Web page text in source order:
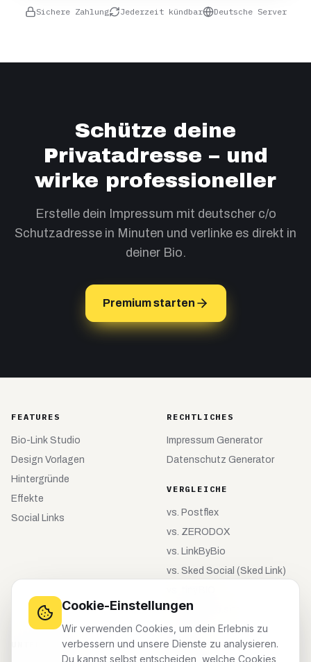
Sichere Zahlung Jederzeit kündbar Deutsche Server
Schütze deine
Privatadresse – und
wirke professioneller
Erstelle dein Impressum mit deutscher c/o
Schutzadresse in Minuten und verlinke es direkt in
deiner Bio.
Premium starten
FEATURES
Bio-Link Studio
Design Vorlagen
Hintergründe
Effekte
Social Links
RECHTLICHES
Impressum Generator
Datenschutz Generator
VERGLEICHE
vs. Postflex
vs. ZERODOX
vs. LinkByBio
vs. Sked Social (Sked Link)
vs.meinebio.site
UNTERNEHMEN KONTO
Cookie-Einstellungen
Wir verwenden Cookies, um dein Erlebnis zu
verbessern und unsere Dienste zu analysieren.
Du kannst selbst entscheiden, welche Cookies